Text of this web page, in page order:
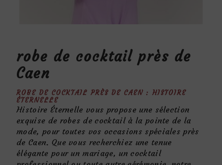
robe de cocktail près de
Caen
ROBE DE COCKTAIL PRÈS DE CAEN : HISTOIRE
ÉTERNELLE
Histoire Éternelle vous propose une sélection
exquise de robes de cocktail à la pointe de la
mode, pour toutes vos occasions spéciales près
de Caen. Que vous recherchiez une tenue
élégante pour un mariage, un cocktail